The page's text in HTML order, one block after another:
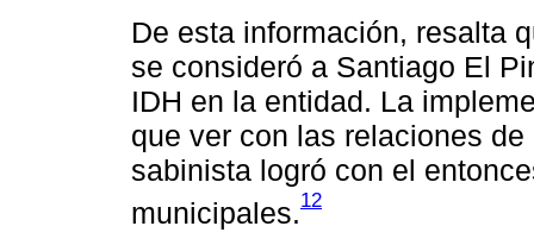
De esta información, resalta
se consideró a Santiago El
IDH en la entidad. La
que ver con las relaciones
sabinista logró con el
municipales.12